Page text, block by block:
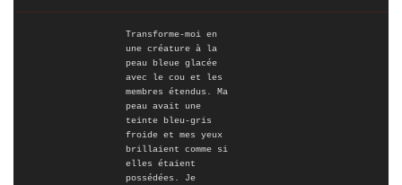
Transforme-moi en
une créature à la
peau bleue glacée
avec le cou et les
membres étendus. Ma
peau avait une
teinte bleu-gris
froide et mes yeux
brillaient comme si
elles étaient
possédées. Je